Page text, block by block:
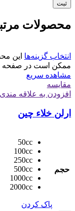
محصولات
انتخاب گزینه‌ها این
ممکن است در صفحه
مشاهده سریع
مقایسه
افزودن به علاقه مندی
ارلن خلاء چین
حجم
50cc
100cc
250cc
500cc
1000cc
2000cc
پاک کردن